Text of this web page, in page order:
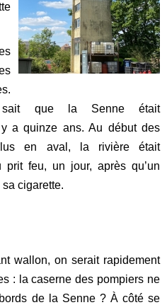
sait que la Senne était
a quinze ans. Au début des
en aval, la rivière était
prit feu, un jour, après qu’un
cigarette.
wallon, on serait rapidement
: la caserne des pompiers ne
de la Senne ? À côté se